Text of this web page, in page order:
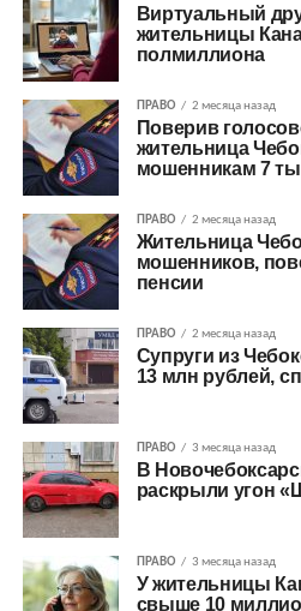
Виртуальный
жительницы
полмиллиона
ПРАВО 2 месяца назад
Поверив
жительница
мошенникам 7
ПРАВО 2 месяца назад
Жительница
мошенников,
пенсии
ПРАВО 2 месяца назад
Супруги из
13 млн рублей,
ПРАВО 3 месяца назад
В
раскрыли угон
ПРАВО 3 месяца назад
У жительницы
свыше 10